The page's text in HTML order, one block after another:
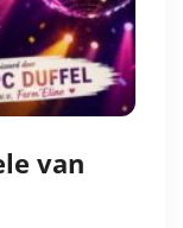
van